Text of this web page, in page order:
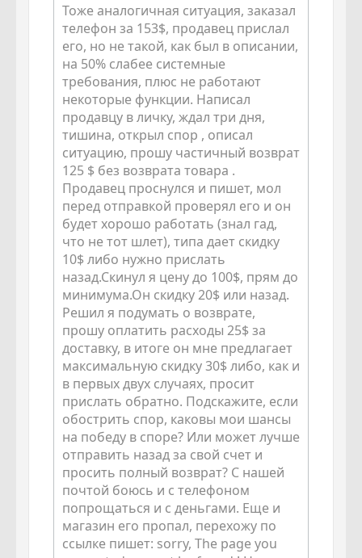
Тоже аналогичная ситуация, заказал
телефон за 153$, продавец прислал
его, но не такой, как был в описании,
на 50% слабее системные
требования, плюс не работают
некоторые функции. Написал
продавцу в личку, ждал три дня,
тишина, открыл спор , описал
ситуацию, прошу частичный возврат
125 $ без возврата товара .
Продавец проснулся и пишет, мол
перед отправкой проверял его и он
будет хорошо работать (знал гад,
что не тот шлет), типа дает скидку
10$ либо нужно прислать
назад.Скинул я цену до 100$, прям до
минимума.Он скидку 20$ или назад.
Решил я подумать о возврате,
прошу оплатить расходы 25$ за
доставку, в итоге он мне предлагает
максимальную скидку 30$ либо, как и
в первых двух случаях, просит
прислать обратно. Подскажите, если
обострить спор, каковы мои шансы
на победу в споре? Или может лучше
отправить назад за свой счет и
просить полный возврат? С нашей
почтой боюсь и с телефоном
попрощаться и с деньгами. Еще и
магазин его пропал, перехожу по
ссылке пишет: sorry, The page you